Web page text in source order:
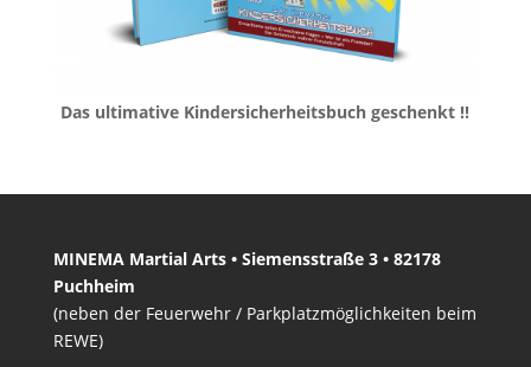
Das ultimative Kindersicherheitsbuch geschenkt !!
MINEMA Martial Arts • Siemensstraße 3 • 82178
Puchheim
(neben der Feuerwehr / Parkplatzmöglichkeiten beim
REWE)